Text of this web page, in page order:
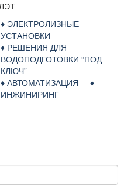
♦ ЭЛЕКТРОЛИЗНЫЕ
УСТАНОВКИ
♦ РЕШЕНИЯ ДЛЯ
ВОДОПОДГОТОВКИ “ПОД
КЛЮЧ”
♦ АВТОМАТИЗАЦИЯ ♦
ИНЖИНИРИНГ